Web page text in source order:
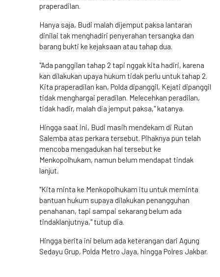
praperadilan.
Hanya saja, Budi malah dijemput paksa lantaran
dinilai tak menghadiri penyerahan tersangka dan
barang bukti ke kejaksaan atau tahap dua.
"Ada panggilan tahap 2 tapi nggak kita hadiri, karena
kan dilakukan upaya hukum tidak perlu untuk tahap 2.
Kita praperadilan kan, Polda dipanggil, Kejati dipanggil
tidak menghargai peradilan. Melecehkan peradilan,
tidak hadir, malah dia jemput paksa," katanya.
Hingga saat ini, Budi masih mendekam di Rutan
Salemba atas perkara tersebut. Pihaknya pun telah
mencoba mengadukan hal tersebut ke
Menkopolhukam, namun belum mendapat tindak
lanjut.
"Kita minta ke Menkopolhukam itu untuk meminta
bantuan hukum supaya dilakukan penangguhan
penahanan, tapi sampai sekarang belum ada
tindaklanjutnya," tutup dia.
Hingga berita ini belum ada keterangan dari Agung
Sedayu Grup, Polda Metro Jaya, hingga Polres Jakbar.